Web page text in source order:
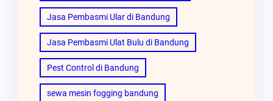
Jasa Pembasmi Ular di Bandung
Jasa Pembasmi Ulat Bulu di Bandung
Pest Control di Bandung
sewa mesin fogging bandung